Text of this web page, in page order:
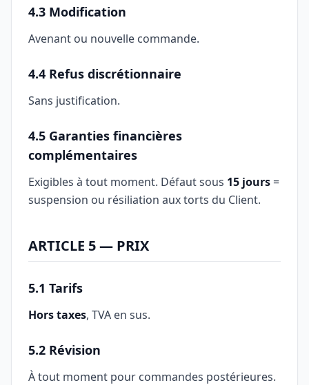
4.3 Modification
Avenant ou nouvelle commande.
4.4 Refus discrétionnaire
Sans justification.
4.5 Garanties financières
complémentaires
Exigibles à tout moment. Défaut sous 15 jours =
suspension ou résiliation aux torts du Client.
ARTICLE 5 — PRIX
5.1 Tarifs
Hors taxes, TVA en sus.
5.2 Révision
À tout moment pour commandes postérieures.